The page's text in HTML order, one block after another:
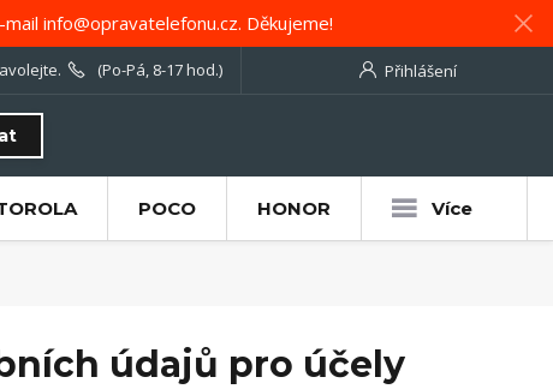
info@opravatelefonu.cz. Děkujeme!
Přihlášení
(Po-Pá, 8-17 hod.)
POCO HONOR Více
údajů pro účely